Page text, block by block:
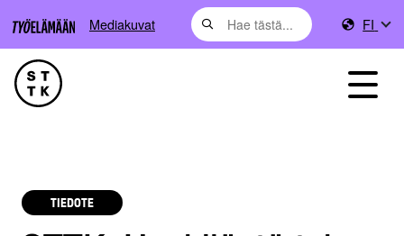
Mediakuvat FI
TIEDOTE